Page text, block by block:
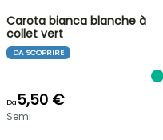
Carota bianca blanche à
collet vert
DA SCOPRIRE
Da5,50 €
Semi